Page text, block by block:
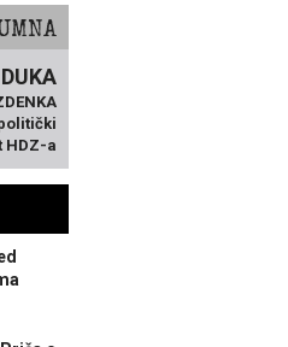
HDZ-a